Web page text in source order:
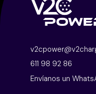
611 98 92 86
Envíanos un